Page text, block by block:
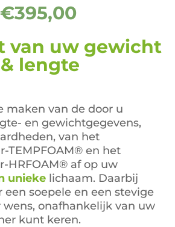
Oorspronkelijke
prijs
was:
€790,00.
€395,00Huidige
is:
€395,00.
van uw gewicht
& lengte
maken van de door u
en gewichtgegevens,
van het
TEMPFOAM® en het
HRFOAM® af op uw
unieke lichaam. Daarbij
een soepele en een stevige
onafhankelijk van uw
kunt keren.